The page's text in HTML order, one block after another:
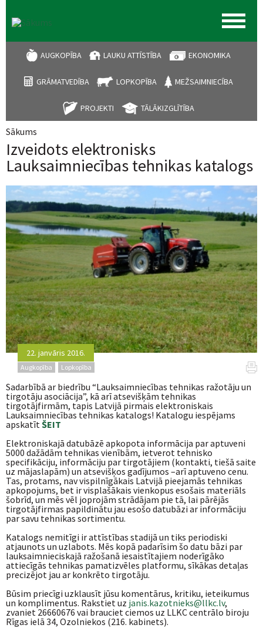
AUGKOPĪBA LAUKU ATTĪSTĪBA EKONOMIKA
GRĀMATVEDĪBA LOPKOPĪBA MEŽSAIMNIECĪBA
PROJEKTI TĀLĀKIZGLĪTĪBA
Jūs atrodaties šeit
Sākums
Izveidots elektronisks
Lauksaimniecības tehnikas katalogs
22. janvāris 2016.
Augkopība Lopkopība
Sadarbībā ar biedrību “Lauksaimniecības tehnikas ražotāju un
tirgotāju asociācija”, kā arī atsevišķām tehnikas
tirgotājfirmām, tapis Latvijā pirmais elektroniskais
Lauksaimniecības tehnikas katalogs! Katalogu iespējams
apskatīt ŠEIT
Elektroniskajā datubāzē apkopota informācija par aptuveni
5000 dažādām tehnikas vienībām, ietverot tehnisko
specifikāciju, informāciju par tirgotājiem (kontakti, tiešā saite
uz mājaslapām) un atsevišķos gadījumos –arī aptuveno cenu.
Tas, protams, nav vispilnīgākais Latvijā pieejamās tehnikas
apkopojums, bet ir visplašākais vienkopus esošais materiāls
šobrīd, un mēs vēl joprojām strādājam pie tā, lai pārējās
tirgotājfirmas papildinātu jau esošo datubāzi ar informāciju
par savu tehnikas sortimentu.
Katalogs nemitīgi ir attīstības stadijā un tiks periodiski
atjaunots un uzlabots. Mēs kopā padarīsim šo datu bāzi par
lauksaimnieciskajā ražošanā iesaistītajiem noderīgāko
attiecīgās tehnikas pamatizvēles platformu, sīkākas detaļas
precizējot jau ar konkrēto tirgotāju.
Būsim priecīgi uzklausīt jūsu komentārus, kritiku, ieteikumus
un komplimentus. Rakstiet uz janis.kazotnieks@llkc.lv,
zvaniet 26660676 vai brauciet ciemos uz LLKC centrālo biroju
Rīgas ielā 34, Ozolniekos (216. kabinets).